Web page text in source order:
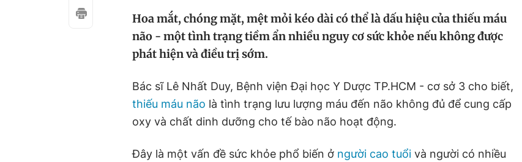
Hoa mắt, chóng mặt, mệt mỏi kéo dài có thể là dấu hiệu của thiếu máu
não - một tình trạng tiềm ẩn nhiều nguy cơ sức khỏe nếu không được
phát hiện và điều trị sớm.
Bác sĩ Lê Nhất Duy, Bệnh viện Đại học Y Dược TP.HCM - cơ sở 3 cho biết,
thiếu máu não là tình trạng lưu lượng máu đến não không đủ để cung cấp
oxy và chất dinh dưỡng cho tế bào não hoạt động.
Đây là một vấn đề sức khỏe phổ biến ở người cao tuổi và người có nhiều